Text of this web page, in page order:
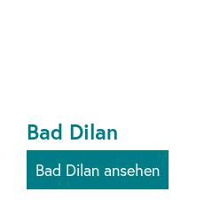
Bad Dilan
Bad Dilan ansehen